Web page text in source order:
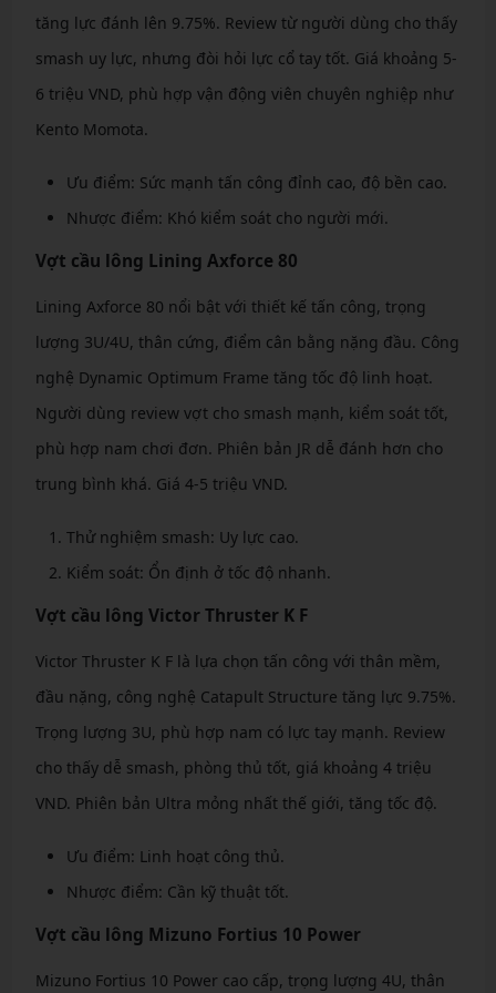
tăng lực đánh lên 9.75%. Review từ người dùng cho thấy
smash uy lực, nhưng đòi hỏi lực cổ tay tốt. Giá khoảng 5-
6 triệu VND, phù hợp vận động viên chuyên nghiệp như
Kento Momota.
Ưu điểm: Sức mạnh tấn công đỉnh cao, độ bền cao.
Nhược điểm: Khó kiểm soát cho người mới.
Vợt cầu lông Lining Axforce 80
Lining Axforce 80 nổi bật với thiết kế tấn công, trọng
lượng 3U/4U, thân cứng, điểm cân bằng nặng đầu. Công
nghệ Dynamic Optimum Frame tăng tốc độ linh hoạt.
Người dùng review vợt cho smash mạnh, kiểm soát tốt,
phù hợp nam chơi đơn. Phiên bản JR dễ đánh hơn cho
trung bình khá. Giá 4-5 triệu VND.
Thử nghiệm smash: Uy lực cao.
Kiểm soát: Ổn định ở tốc độ nhanh.
Vợt cầu lông Victor Thruster K F
Victor Thruster K F là lựa chọn tấn công với thân mềm,
đầu nặng, công nghệ Catapult Structure tăng lực 9.75%.
Trọng lượng 3U, phù hợp nam có lực tay mạnh. Review
cho thấy dễ smash, phòng thủ tốt, giá khoảng 4 triệu
VND. Phiên bản Ultra mỏng nhất thế giới, tăng tốc độ.
Ưu điểm: Linh hoạt công thủ.
Nhược điểm: Cần kỹ thuật tốt.
Vợt cầu lông Mizuno Fortius 10 Power
Mizuno Fortius 10 Power cao cấp, trọng lượng 4U, thân